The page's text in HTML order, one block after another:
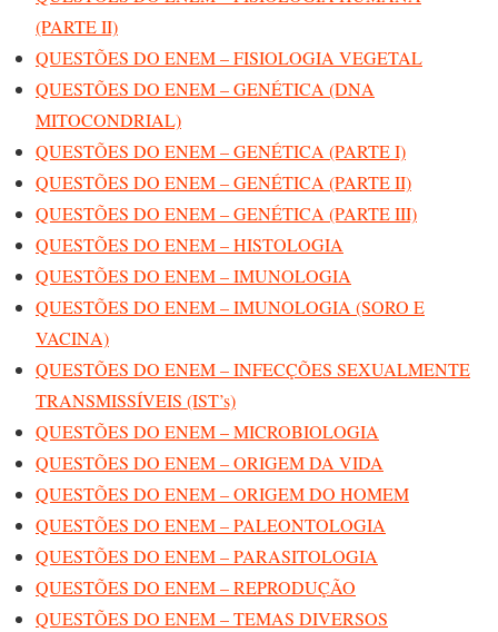
(PARTE II)
QUESTÕES DO ENEM – FISIOLOGIA VEGETAL
QUESTÕES DO ENEM – GENÉTICA (DNA
MITOCONDRIAL)
QUESTÕES DO ENEM – GENÉTICA (PARTE I)
QUESTÕES DO ENEM – GENÉTICA (PARTE II)
QUESTÕES DO ENEM – GENÉTICA (PARTE III)
QUESTÕES DO ENEM – HISTOLOGIA
QUESTÕES DO ENEM – IMUNOLOGIA
QUESTÕES DO ENEM – IMUNOLOGIA (SORO E
VACINA)
QUESTÕES DO ENEM – INFECÇÕES SEXUALMENTE
TRANSMISSÍVEIS (IST’s)
QUESTÕES DO ENEM – MICROBIOLOGIA
QUESTÕES DO ENEM – ORIGEM DA VIDA
QUESTÕES DO ENEM – ORIGEM DO HOMEM
QUESTÕES DO ENEM – PALEONTOLOGIA
QUESTÕES DO ENEM – PARASITOLOGIA
QUESTÕES DO ENEM – REPRODUÇÃO
QUESTÕES DO ENEM – TEMAS DIVERSOS